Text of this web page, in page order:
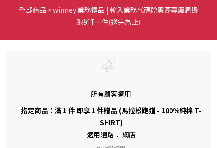
全部商品 >winney 業務禮品 | 輸入業務代碼贈憲哥專屬周邊
跑道T一件(送完為止)
所有顧客適用
指定商品：滿 1 件 即享 1 件贈品 (馬拉松跑道 - 100%純棉 T-
SHIRT)
適用通路： 網店